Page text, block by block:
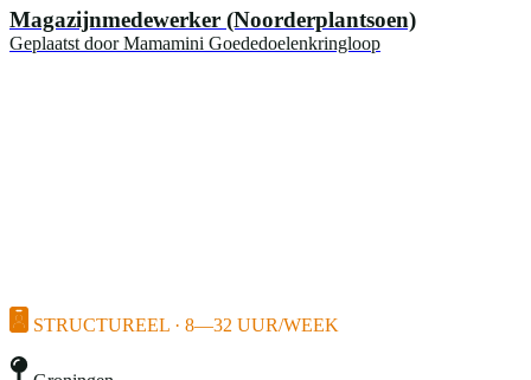
Magazijnmedewerker (Noorderplantsoen)
Geplaatst door Mamamini Goededoelenkringloop
STRUCTUREEL · 8—32 UUR/WEEK